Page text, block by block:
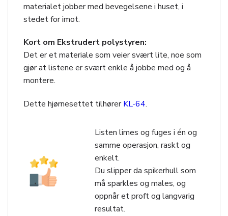
materialet jobber med bevegelsene i huset, i
stedet for imot.
Kort om Ekstrudert polystyren:
Det er et materiale som veier svært lite, noe som
gjør at listene er svært enkle å jobbe med og å
montere.
Dette hjørnesettet tilhørerKL-64.
Listen limes og fuges i én og
samme operasjon, raskt og
enkelt.
Du slipper da spikerhull som
må sparkles og males, og
oppnår et proft og langvarig
resultat.